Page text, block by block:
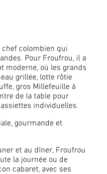
chef colombien qui
Pour Froufrou, il a
moderne, où les grands
grillée, lotte rôtie
gros Millefeuille à
de la table pour
individuelles.
gourmande et
et au dîner, Froufrou
la journée ou de
cabaret, avec ses